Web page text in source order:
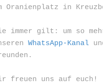
Oranienplatz in
immer gilt: um so
WhatsApp-Kanal
freuen uns auf euch!